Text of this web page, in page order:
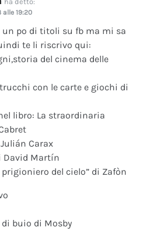
alle 19:20
un po di titoli su fb ma mi sa
te li riscrivo qui:
del cinema delle
con le carte e giochi di
libro: La straordinaria
Carax
David Martín
del cielo” di Zafòn
buio di Mosby